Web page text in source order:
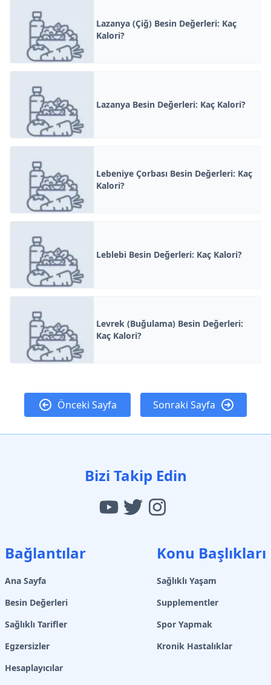
Lazanya (Çiğ) Besin Değerleri: Kaç
Kalori?
Lazanya Besin Değerleri: Kaç Kalori?
Lebeniye Çorbası Besin Değerleri: Kaç
Kalori?
Leblebi Besin Değerleri: Kaç Kalori?
Levrek (Buğulama) Besin Değerleri:
Kaç Kalori?
Önceki Sayfa Sonraki Sayfa
Bizi Takip Edin
Bağlantılar
Ana Sayfa
Besin Değerleri
Sağlıklı Tarifler
Egzersizler
Hesaplayıcılar
Konu Başlıkları
Sağlıklı Yaşam
Supplementler
Spor Yapmak
Kronik Hastalıklar